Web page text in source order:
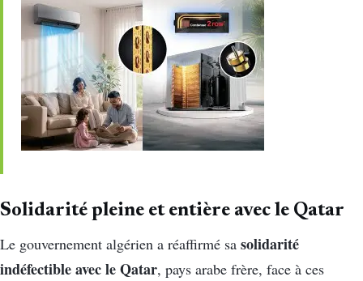
Solidarité pleine et entière avec le Qatar
Le gouvernement algérien a réaffirmé sa solidarité
indéfectible avec le Qatar, pays arabe frère, face à ces